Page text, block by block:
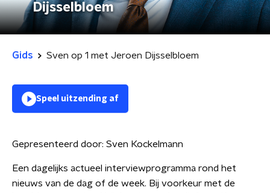
Dijsselbloem
Gids Sven op 1 met Jeroen Dijsselbloem
Speel uitzending af
Gepresenteerd door: Sven Kockelmann
Een dagelijks actueel interviewprogramma rond het
nieuws van de dag of de week. Bij voorkeur met de